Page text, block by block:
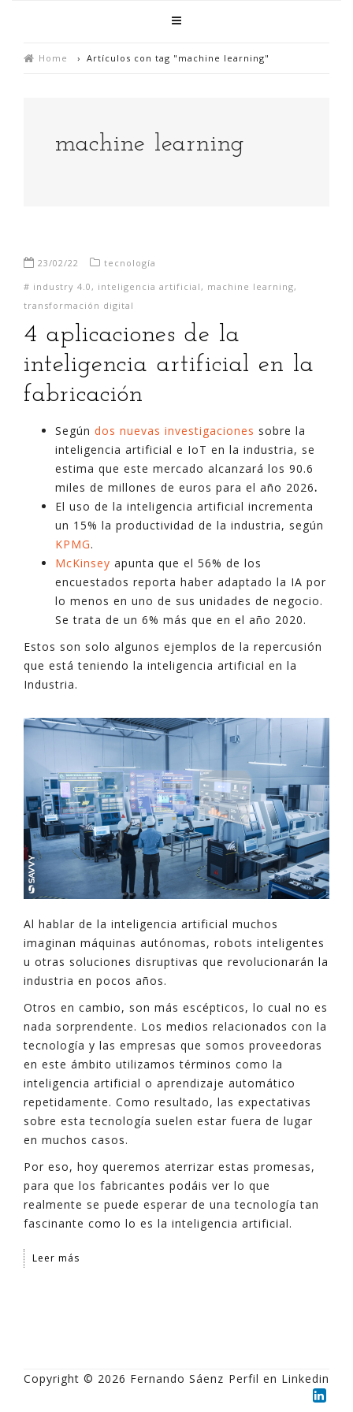
Home › Artículos con tag "machine learning"
machine learning
23/02/22
tecnología
# industry 4.0 , inteligencia artificial , machine learning,
transformación digital
4 aplicaciones de la
inteligencia artificial en la
fabricación
Según dos nuevas investigaciones sobre la
inteligencia artificial e IoT en la industria, se
estima que este mercado alcanzará los 90.6
miles de millones de euros para el año 2026.
El uso de la inteligencia artificial incrementa
un 15% la productividad de la industria, según
KPMG.
McKinsey apunta que el 56% de los
encuestados reporta haber adaptado la IA por
lo menos en uno de sus unidades de negocio.
Se trata de un 6% más que en el año 2020.
Estos son solo algunos ejemplos de la repercusión
que está teniendo la inteligencia artificial en la
Industria.
Al hablar de la inteligencia artificial muchos
imaginan máquinas autónomas, robots inteligentes
u otras soluciones disruptivas que revolucionarán la
industria en pocos años.
Otros en cambio, son más escépticos, lo cual no es
nada sorprendente. Los medios relacionados con la
tecnología y las empresas que somos proveedoras
en este ámbito utilizamos términos como la
inteligencia artificial o aprendizaje automático
repetidamente. Como resultado, las expectativas
sobre esta tecnología suelen estar fuera de lugar
en muchos casos.
Por eso, hoy queremos aterrizar estas promesas,
para que los fabricantes podáis ver lo que
realmente se puede esperar de una tecnología tan
fascinante como lo es la inteligencia artificial.
Leer más
Copyright © 2026 Fernando Sáenz Perfil en Linkedin